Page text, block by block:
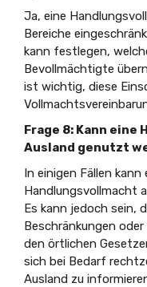
Ja, eine
Bereiche
kann festlegen,
Bevollmächtigte
ist wichtig, diese
Frage 8: Kann eine
Ausland genutzt
In einigen Fällen
Handlungsvollmacht
Es kann jedoch sein,
Beschränkungen
den örtlichen
sich bei Bedarf
Ausland zu